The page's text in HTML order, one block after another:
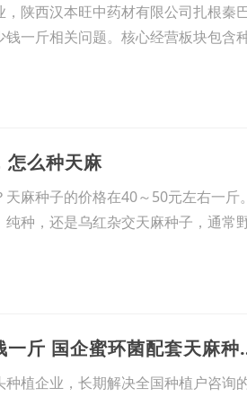
陕西汉本旺中药材有限公司扎根秦
一斤相关问题。核心经营板块包含
怎么种天麻
麻种子的价格在40～50元左右一斤
种，还是乌红杂交天麻种子，通常
8、陕西汉中天麻
植企业，长期解决全国种植户咨询